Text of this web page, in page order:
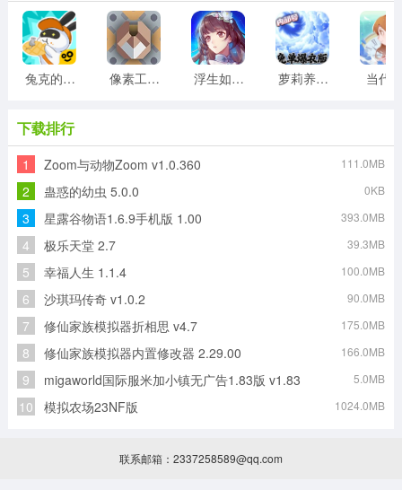
兔克的餐厅游戏 像素工厂模组最新版 浮生如梦亦如烟游戏版 萝莉养成计划 当代
下载排行
1 Zoom与动物Zoom v1.0.360 111.0MB
2 蛊惑的幼虫 5.0.0 0KB
3 星露谷物语1.6.9手机版 1.00 393.0MB
4 极乐天堂 2.7 39.3MB
5 幸福人生 1.1.4 100.0MB
6 沙琪玛传奇 v1.0.2 90.0MB
7 修仙家族模拟器折相思 v4.7 175.0MB
8 修仙家族模拟器内置修改器 2.29.00 166.0MB
9 migaworld国际服米加小镇无广告1.83版 v1.83 5.0MB
10 模拟农场23NF版 1024.0MB
联系邮箱：2337258589@qq.com